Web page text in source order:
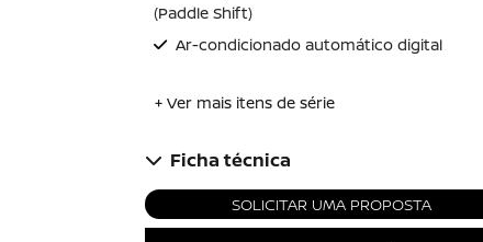
(Paddle Shift)
Ar-condicionado automático digital
+ Ver mais itens de série
Ficha técnica
SOLICITAR UMA PROPOSTA